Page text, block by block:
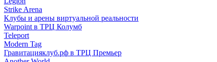
Strike Arena
Клубы и арены виртуальной реальности
Warpoint в ТРЦ Колумб
Teleport
Modern Tag
Гравитацияклуб.рф в ТРЦ Премьер